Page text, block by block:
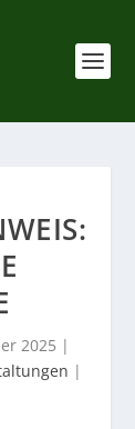
2025 |
|